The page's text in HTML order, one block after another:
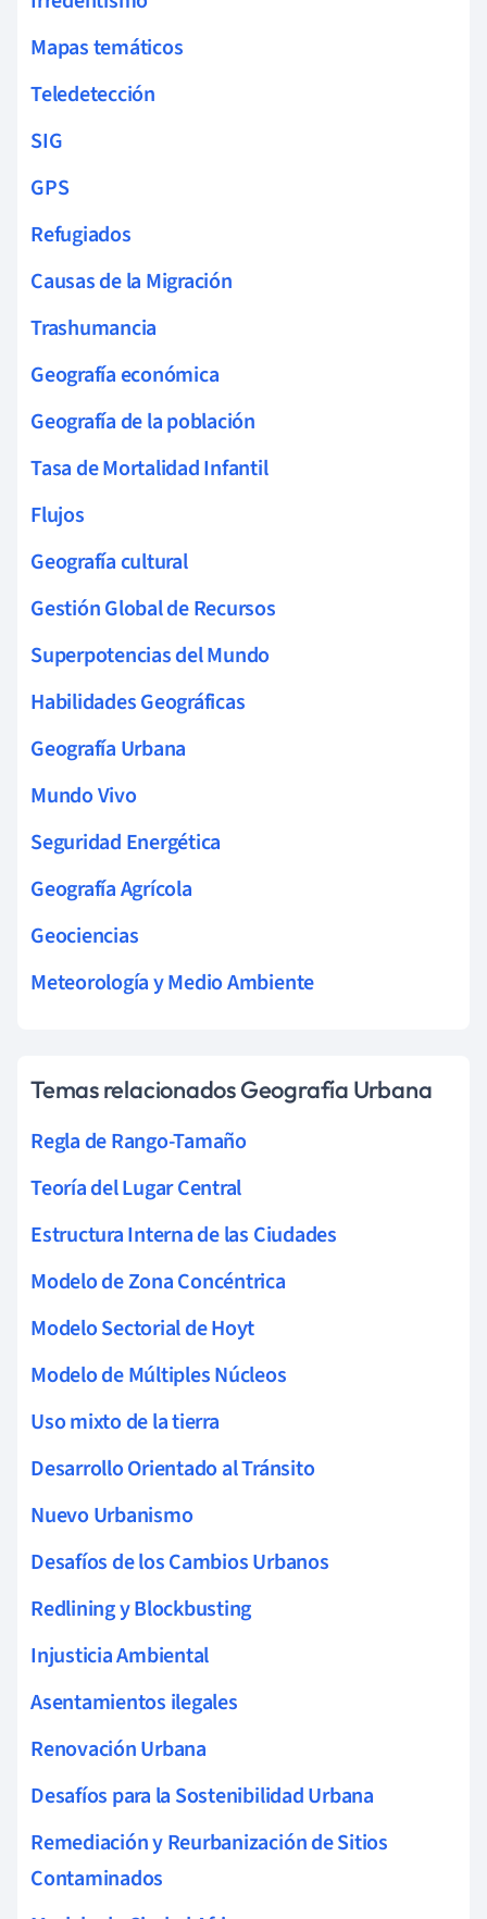
Mapas temáticos
Teledetección
SIG
GPS
Refugiados
Causas de la Migración
Trashumancia
Geografía económica
Geografía de la población
Tasa de Mortalidad Infantil
Flujos
Geografía cultural
Gestión Global de Recursos
Superpotencias del Mundo
Habilidades Geográficas
Geografía Urbana
Mundo Vivo
Seguridad Energética
Geografía Agrícola
Geociencias
Meteorología y Medio Ambiente
Temas relacionados Geografía Urbana
Regla de Rango-Tamaño
Teoría del Lugar Central
Estructura Interna de las Ciudades
Modelo de Zona Concéntrica
Modelo Sectorial de Hoyt
Modelo de Múltiples Núcleos
Uso mixto de la tierra
Desarrollo Orientado al Tránsito
Nuevo Urbanismo
Desafíos de los Cambios Urbanos
Redlining y Blockbusting
Injusticia Ambiental
Asentamientos ilegales
Renovación Urbana
Desafíos para la Sostenibilidad Urbana
Remediación y Reurbanización de Sitios
Contaminados